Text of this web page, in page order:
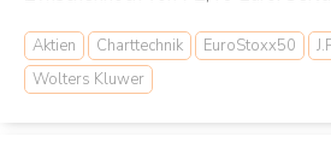
Aktien Charttechnik EuroStoxx50
Wolters Kluwer